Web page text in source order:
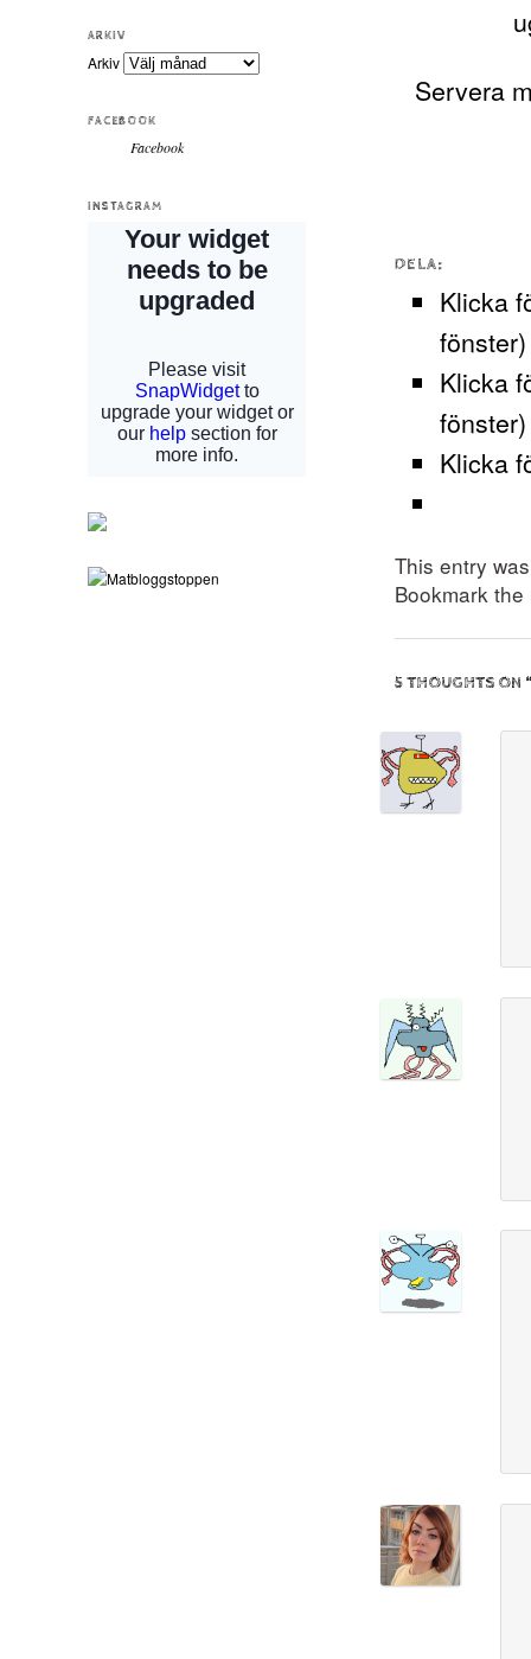
Servera
DELA:
Klicka
fönster)
Klicka
fönster)
Klicka
This entry
Bookmark the
5 THOUGHTS ON
ARKIV
Arkiv
FACEBOOK
Facebook
INSTAGRAM